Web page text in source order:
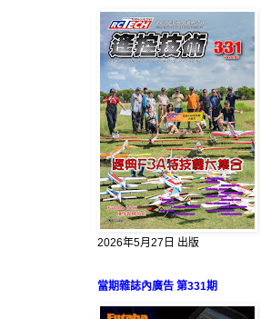
2026年5月27日 出版
當期雜誌內廣告 第331期